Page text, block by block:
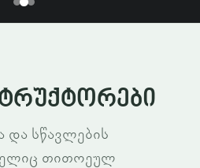
და სწავლების
თითოეულ